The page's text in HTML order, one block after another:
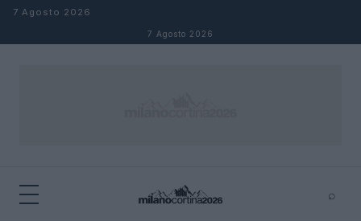
Salta al contenuto
7 Agosto 2026
7 Agosto 2026
⌕